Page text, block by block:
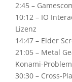
2:45 –
10:12 – IO
Lizenz
14:47 – Elder
21:05 – Metal
Konami-
30:30 – Cross-